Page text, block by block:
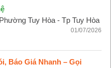
Phường Tuy Hòa - Tp Tuy Hòa
01/07/2026
Báo Giá Nhanh – Gọi